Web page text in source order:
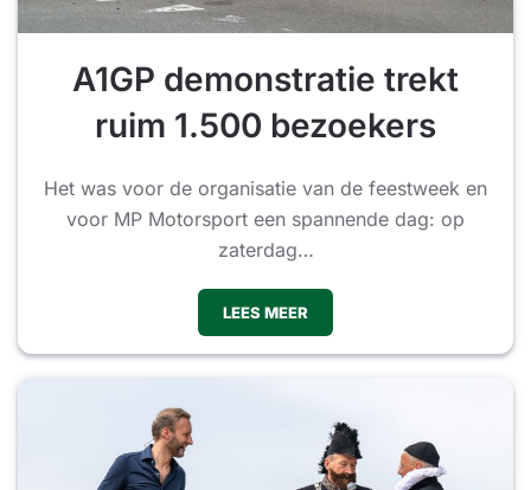
A1GP demonstratie trekt
ruim 1.500 bezoekers
Het was voor de organisatie van de feestweek en
voor MP Motorsport een spannende dag: op
zaterdag…
LEES MEER